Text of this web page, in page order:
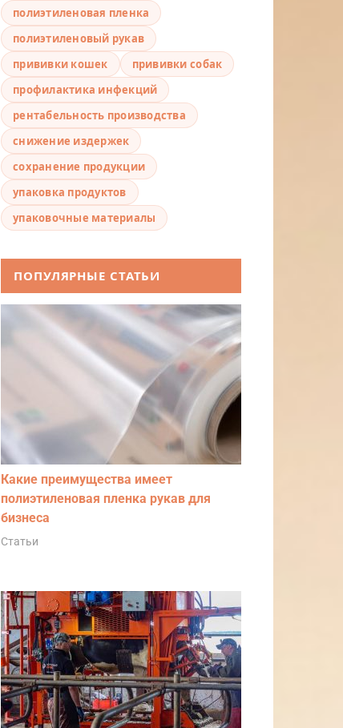
полиэтиленовая пленка
полиэтиленовый рукав
прививки кошек
прививки собак
профилактика инфекций
рентабельность производства
снижение издержек
сохранение продукции
упаковка продуктов
упаковочные материалы
ПОПУЛЯРНЫЕ СТАТЬИ
Какие преимущества имеет
полиэтиленовая пленка рукав для
бизнеса
Статьи